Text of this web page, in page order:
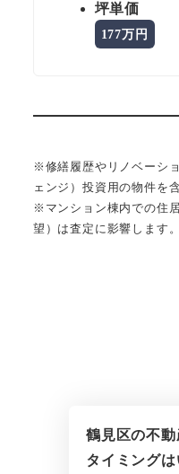
坪単価
177万円
※修繕履歴やリノベーシ
ェンジ）投資用の物件を
※マンション棟内での住
望）は査定に影響します。
鶴見区の不動
タイミング